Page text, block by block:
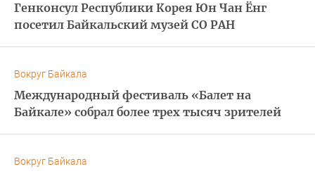
Генконсул Республики Корея Юн Чан Ёнг
посетил Байкальский музей СО РАН
Вокруг Байкала
Международный фестиваль «Балет на
Байкале» собрал более трех тысяч зрителей
Вокруг Байкала